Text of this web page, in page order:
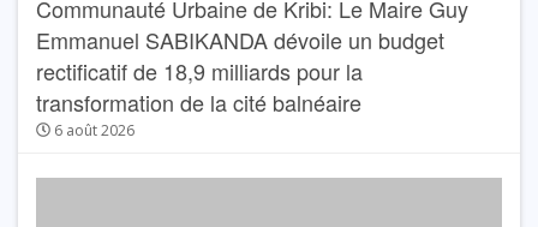
Communauté Urbaine de Kribi: Le Maire Guy
Emmanuel SABIKANDA dévoile un budget
rectificatif de 18,9 milliards pour la
transformation de la cité balnéaire
6 août 2026